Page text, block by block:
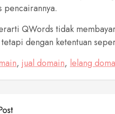
pencairannya.
QWords tidak
dengan ketentuan
, jual domain, lelang